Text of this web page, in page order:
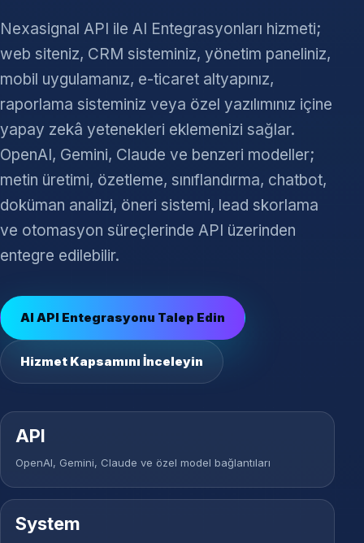
Nexasignal API ile AI Entegrasyonları hizmeti;
web siteniz, CRM sisteminiz, yönetim paneliniz,
mobil uygulamanız, e-ticaret altyapınız,
raporlama sisteminiz veya özel yazılımınız içine
yapay zekâ yetenekleri eklemenizi sağlar.
OpenAI, Gemini, Claude ve benzeri modeller;
metin üretimi, özetleme, sınıflandırma, chatbot,
doküman analizi, öneri sistemi, lead skorlama
ve otomasyon süreçlerinde API üzerinden
entegre edilebilir.
AI API Entegrasyonu Talep Edin
Hizmet Kapsamını İnceleyin
API
OpenAI, Gemini, Claude ve özel model bağlantıları
System